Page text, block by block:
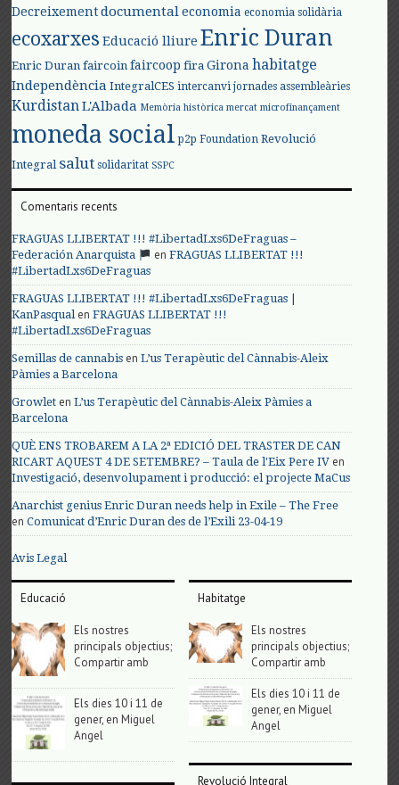
Decreixement documental economia economia solidària
ecoxarxes Educació lliure Enric Duran
Enric Duran faircoin faircoop fira Girona habitatge
Independència IntegralCES intercanvi jornades assembleàries
KurdistanL'Albada Memòria històrica mercat microfinançament
moneda social p2p Foundation Revolució
Integral salut solidaritat SSPC
Comentaris recents
FRAGUAS LLIBERTAT !!! #LibertadLxs6DeFraguas –
Federación Anarquista
enFRAGUAS LLIBERTAT !!!
#LibertadLxs6DeFraguas
FRAGUAS LLIBERTAT !!! #LibertadLxs6DeFraguas |
KanPasqualenFRAGUAS LLIBERTAT !!!
#LibertadLxs6DeFraguas
Semillas de cannabis enL’us Terapèutic del Cànnabis-Aleix
Pàmies a Barcelona
Growlet enL’us Terapèutic del Cànnabis-Aleix Pàmies a
Barcelona
QUÈ ENS TROBAREM A LA 2ª EDICIÓ DEL TRASTER DE CAN
RICART AQUEST 4 DE SETEMBRE? – Taula de l'Eix Pere IV en
Investigació, desenvolupament i producció: el projecte MaCus
Anarchist genius Enric Duran needs help in Exile – The Free
enComunicat d’Enric Duran des de l’Exili 23-04-19
Avis Legal
Educació
Els nostres
principals objectius;
Compartir amb
Els dies 10 i 11 de
gener, en Miguel
Angel
Habitatge
Els nostres
principals objectius;
Compartir amb
Els dies 10 i 11 de
gener, en Miguel
Angel
Revolució Integral